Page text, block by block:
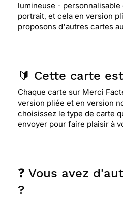
lumineuse -
portrait, et cela en version
proposons d'autres cartes
🔰 Cette carte
Chaque carte sur Merci
version pliée et en version
choisissez le type de carte
envoyer pour faire plaisir à
❓ Vous avez
?